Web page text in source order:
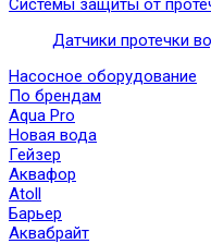
Системы защиты от
Датчики протечки
Насосное оборудование
По брендам
Aqua Pro
Новая вода
Гейзер
Аквафор
Atoll
Барьер
Аквабрайт